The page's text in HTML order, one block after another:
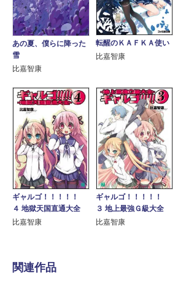
あの夏、僕らに降った
雪
比嘉智康
転醒のＫＡＦＫＡ使い
比嘉智康
ギャルゴ！！！！！
４ 地獄天国直通大全
比嘉智康
ギャルゴ！！！！！
３ 地上最強Ｇ級大全
比嘉智康
関連作品